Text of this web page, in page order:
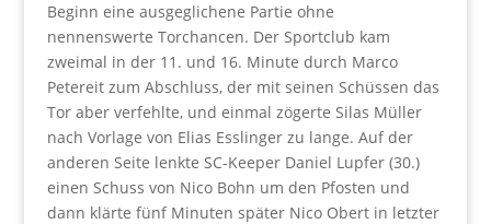
Beginn eine ausgeglichene Partie ohne
nennenswerte Torchancen. Der Sportclub kam
zweimal in der 11. und 16. Minute durch Marco
Petereit zum Abschluss, der mit seinen Schüssen das
Tor aber verfehlte, und einmal zögerte Silas Müller
nach Vorlage von Elias Esslinger zu lange. Auf der
anderen Seite lenkte SC-Keeper Daniel Lupfer (30.)
einen Schuss von Nico Bohn um den Pfosten und
dann klärte fünf Minuten später Nico Obert in letzter